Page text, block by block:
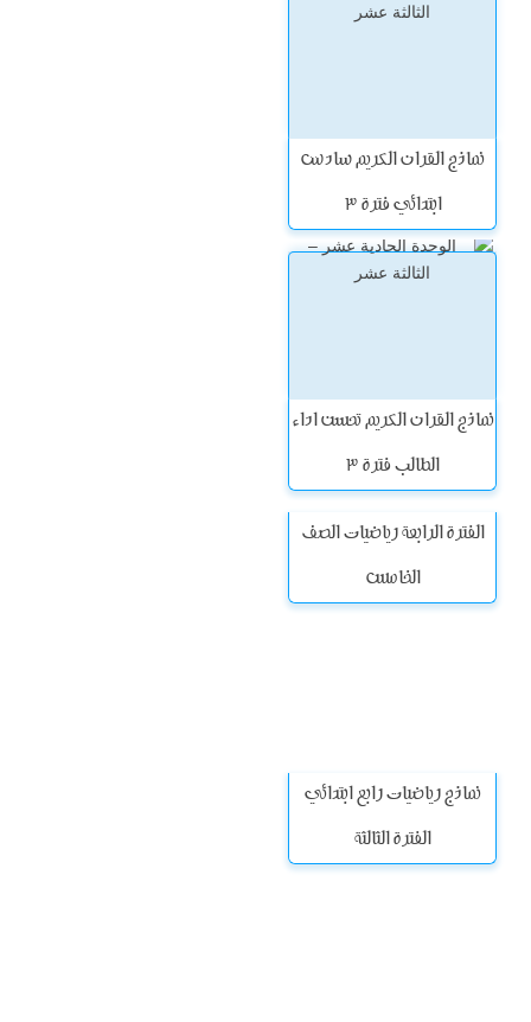
نماذج القران الكريم سادس
ابتدائي فترة 3
نماذج القران الكريم تحسن اداء
الطالب فترة 3
الفترة الرابعة رياضيات الصف
الخامس
نماذج رياضيات رابع ابتدائي
الفترة الثالثة